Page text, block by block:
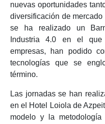
nuevas oportunidades
diversificación de
se ha realizado un
Industria 4.0 en el
empresas, han podido
tecnologías que se
término.
Las jornadas se han
en el Hotel Loiola de
modelo y la